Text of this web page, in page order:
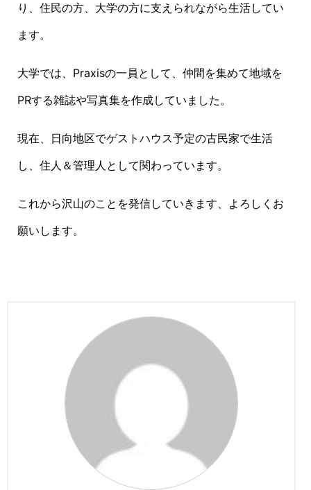
り、住民の方、大学の方に支えられながら生活してい
ます。
大学では、 Praxisの一員として、仲間を集めて地域を
PRする雑誌や写真集を作成していました。
現在、日向地区でゲストハウス予定の古民家で生活
し、住人＆管理人として関わっています。
これから沢山のことを発信していきます、よろしくお
願いします。